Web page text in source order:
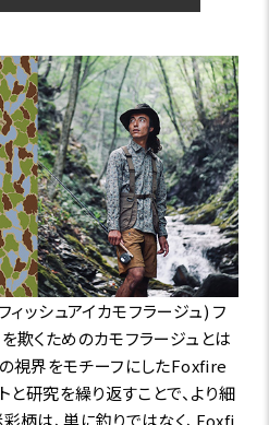
ッシュアイカモフラージュ) フ
欺くためのカモフラージュとは
視界をモチーフにしたFoxfire
と研究を繰り返すことで、より細
柄は、単に釣りではなく、Foxfi